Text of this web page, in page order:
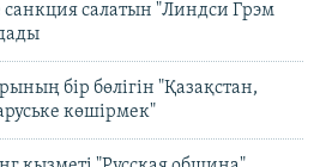
салатын "Линдси Грэм
бір бөлігін "Қазақстан,
көшірмек"